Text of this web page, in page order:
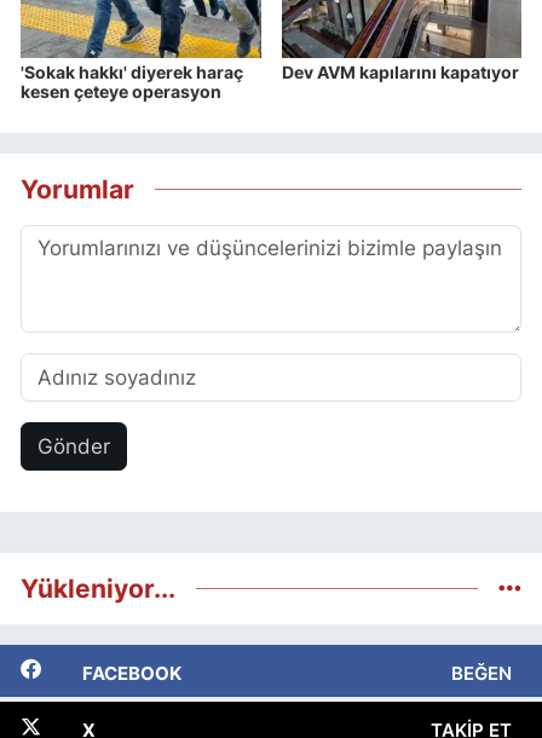
'Sokak hakkı' diyerek haraç
kesen çeteye operasyon
Dev AVM kapılarını kapatıyor
Yorumlar
Gönder
Yükleniyor...
FACEBOOK BEĞEN
X TAKIP ET